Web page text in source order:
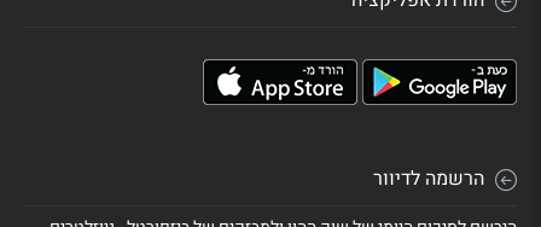
הרשמה לדיוור